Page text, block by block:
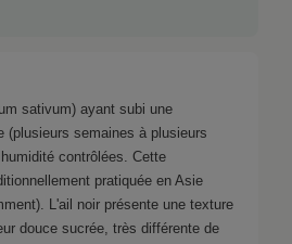
sativum) ayant subi une
(plusieurs semaines à plusieurs
contrôlées. Cette
pratiquée en Asie
L'ail noir présente une texture
douce sucrée, très différente de